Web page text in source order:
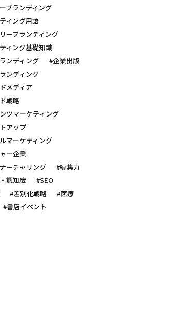
ブランディング
ィング用語
ーブランディング
ィング基礎知識
ンディング
#企業出版
ンディング
メディア
戦略
ツマーケティング
アップ
マーケティング
ー企業
ーチャリング
#編集力
認知度
#SEO
#差別化戦略
#医療
#書店イベント